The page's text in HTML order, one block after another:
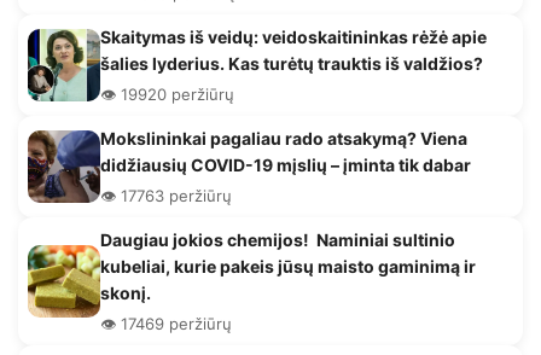
Skaitymas iš veidų: veidoskaitininkas rėžė apie
šalies lyderius. Kas turėtų trauktis iš valdžios?
👁️ 19920 peržiūrų
Mokslininkai pagaliau rado atsakymą? Viena
didžiausių COVID-19 mįslių – įminta tik dabar
👁️ 17763 peržiūrų
Daugiau jokios chemijos! Naminiai sultinio
kubeliai, kurie pakeis jūsų maisto gaminimą ir
skonį.
👁️ 17469 peržiūrų